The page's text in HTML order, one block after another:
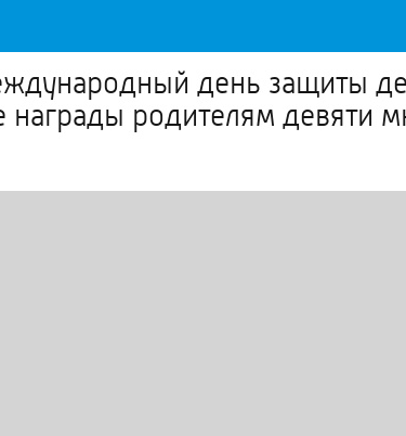
день защиты
награды родителям девяти